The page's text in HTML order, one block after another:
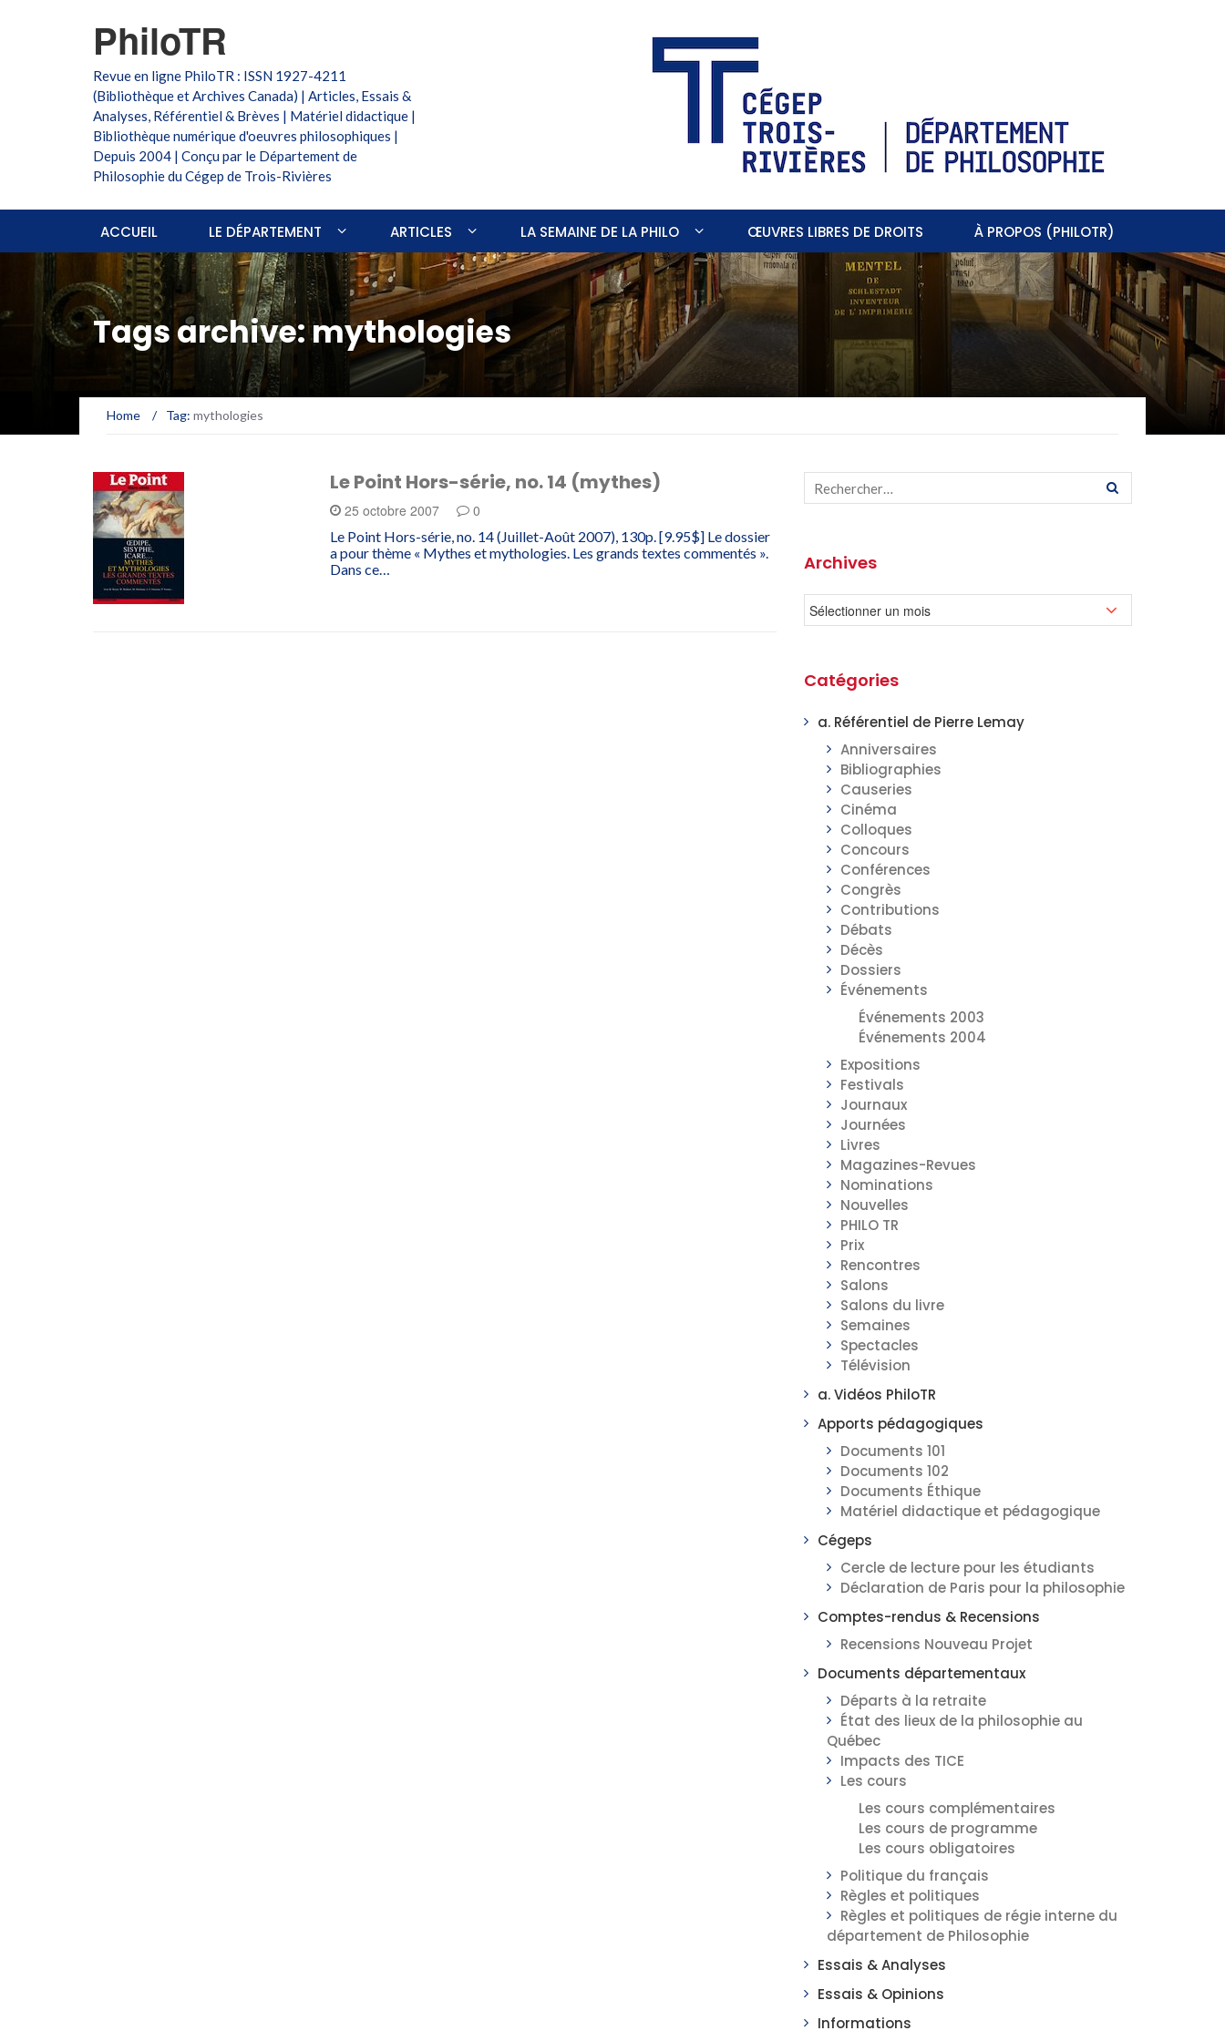
PhiloTR
Revue en ligne PhiloTR : ISSN 1927-4211
(Bibliothèque et Archives Canada) | Articles, Essais &
Analyses, Référentiel & Brèves | Matériel didactique |
Bibliothèque numérique d'oeuvres philosophiques |
Depuis 2004 | Conçu par le Département de
Philosophie du Cégep de Trois-Rivières
ACCUEIL LE DÉPARTEMENT ARTICLES LA SEMAINE DE LA PHILO ŒUVRES LIBRES DE DROITS À PROPOS (PHILOTR)
Tags archive: mythologies
Home / Tag: mythologies
Le Point Hors-série, no. 14 (mythes)
25 octobre 2007 0
Le Point Hors-série, no. 14 (Juillet-Août 2007), 130p. [9.95$] Le dossier
a pour thème « Mythes et mythologies. Les grands textes commentés ».
Dans ce…
Archives
Catégories
a. Référentiel de Pierre Lemay
Anniversaires
Bibliographies
Causeries
Cinéma
Colloques
Concours
Conférences
Congrès
Contributions
Débats
Décès
Dossiers
Événements
Événements 2003
Événements 2004
Expositions
Festivals
Journaux
Journées
Livres
Magazines-Revues
Nominations
Nouvelles
PHILO TR
Prix
Rencontres
Salons
Salons du livre
Semaines
Spectacles
Télévision
a. Vidéos PhiloTR
Apports pédagogiques
Documents 101
Documents 102
Documents Éthique
Matériel didactique et pédagogique
Cégeps
Cercle de lecture pour les étudiants
Déclaration de Paris pour la philosophie
Comptes-rendus & Recensions
Recensions Nouveau Projet
Documents départementaux
Départs à la retraite
État des lieux de la philosophie au
Québec
Impacts des TICE
Les cours
Les cours complémentaires
Les cours de programme
Les cours obligatoires
Politique du français
Règles et politiques
Règles et politiques de régie interne du
département de Philosophie
Essais & Analyses
Essais & Opinions
Informations